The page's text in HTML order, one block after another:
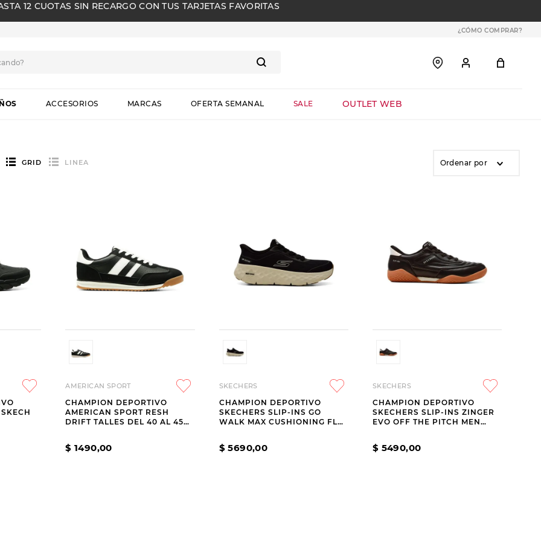
12 CUOTAS SIN RECARGO CON TUS TARJETAS FAVORITAS
¿CÓMO COMPRAR?
ACCESORIOS MARCAS OFERTA SEMANAL SALE OUTLET WEB
GRID LINEA Ordenar por
AMERICAN SPORT
CHAMPION DEPORTIVO
AMERICAN SPORT RESH
DRIFT TALLES DEL 40 AL 45
$ 1490,00
SKECHERS
CHAMPION DEPORTIVO
SKECHERS SLIP-INS GO
WALK MAX CUSHIONING FLEX
$ 5690,00
SKECHERS
CHAMPION DEPORTIVO
SKECHERS SLIP-INS ZINGER
EVO OFF THE PITCH MEN
$ 5490,00